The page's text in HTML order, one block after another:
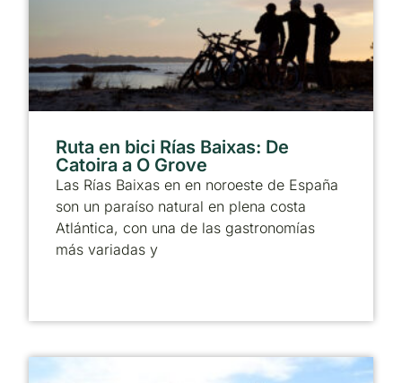
Ruta en bici Rías Baixas: De
Catoira a O Grove
Las Rías Baixas en en noroeste de España
son un paraíso natural en plena costa
Atlántica, con una de las gastronomías
más variadas y